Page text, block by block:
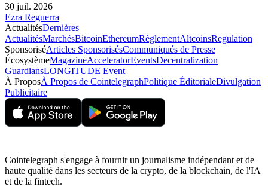
30 juil. 2026
Ezra Reguerra
ActualitésDernières
ActualitésMarchésBitcoinEthereumRèglementAltcoinsRegulation
SponsoriséArticles SponsorisésCommuniqués de Presse
ÉcosystèmeMagazineAcceleratorEventsDecentralization
GuardiansLONGITUDE Event
À ProposÀ Propos de CointelegraphPolitique ÉditorialeDivulgation
Publicitaire
Cointelegraph s'engage à fournir un journalisme indépendant et de
haute qualité dans les secteurs de la crypto, de la blockchain, de l'IA
et de la fintech.